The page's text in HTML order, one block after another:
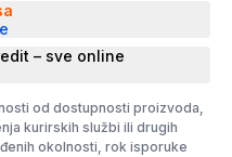
– sve online
od dostupnosti proizvoda,
kurirskih službi ili drugih
okolnosti, rok isporuke